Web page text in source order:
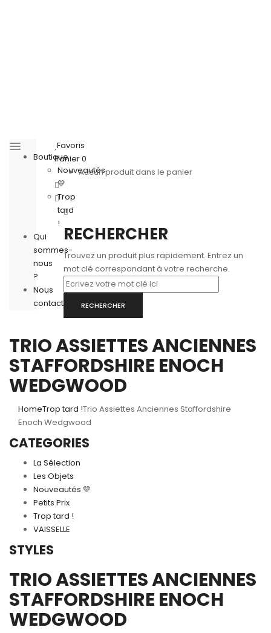
Boutique
Nouveautés
💛
Trop
tard
!
Qui
sommes-
nous
?
Nous
contacter
Favoris
Panier0
Aucun produit dans le panier
RECHERCHER
Trouvez un produit plus rapidement. Entrez un
mot clé correspondant à votre recherche.
RECHERCHER
TRIO ASSIETTES ANCIENNES
STAFFORDSHIRE ENOCH
WEDGWOOD
HomeTrop tard !Trio Assiettes Anciennes Staffordshire
Enoch Wedgwood
CATEGORIES
La Sélection
Les Objets
Nouveautés 💛
Petits Prix
Trop tard !
VAISSELLE
STYLES
TRIO ASSIETTES ANCIENNES
STAFFORDSHIRE ENOCH
WEDGWOOD